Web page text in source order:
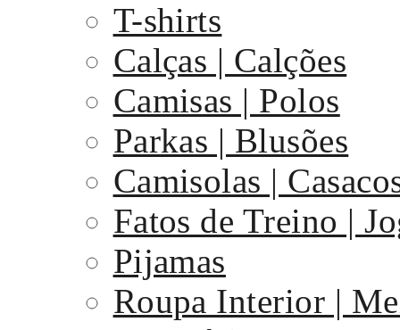
T-shirts
Calças | Calções
Camisas | Polos
Parkas | Blusões
Camisolas |
Fatos de Treino |
Pijamas
Roupa Interior |